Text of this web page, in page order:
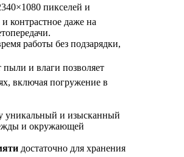
пикселей и
контрастное даже на
работы без подзарядки,
и влаги позволяет
включая погружение в
уникальный и изысканный
и окружающей
достаточно для хранения